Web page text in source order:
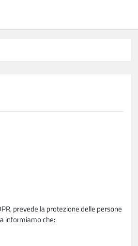
prevede la protezione delle persone
informiamo che: